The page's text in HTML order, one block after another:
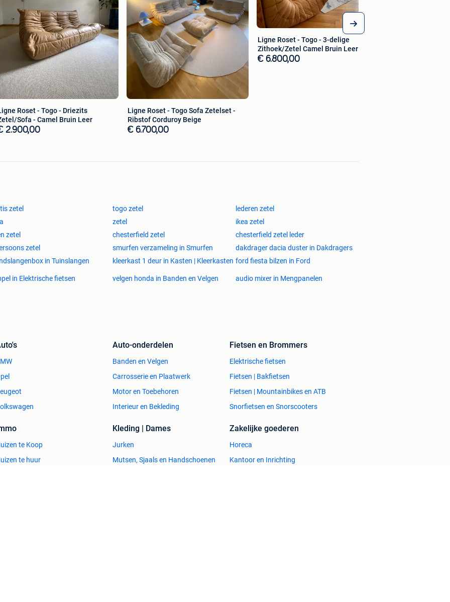
Roset - Togo - Driezits
Sofa - Camel Bruin Leer
2.900,00
Ligne Roset - Togo Sofa Zetelset -
Ribstof Corduroy Beige
€ 6.700,00
Ligne Roset - Togo - 3-delige
Zithoek/Zetel Camel Bruin Leer
€ 6.800,00
zetel togo zetel
lederen zetel
zetel
ikea zetel
zetel chesterfield zetel
chesterfield zetel leder
zetel smurfen verzameling in Smurfen
dakdrager dacia duster in Dakdragers
in Tuinslangen kleerkast 1 deur in Kasten | Kleerkasten ford fiesta bilzen in Ford
in Elektrische fietsen velgen honda in Banden en Velgen audio mixer in Mengpanelen
Auto-onderdelen
Banden en Velgen
Carrosserie en Plaatwerk
Motor en Toebehoren
Interieur en Bekleding
Fietsen en Brommers
Elektrische fietsen
Fietsen | Bakfietsen
Fietsen | Mountainbikes en ATB
Snorfietsen en Snorscooters
te Koop
te huur
Kleding | Dames
Jurken
Mutsen, Sjaals en Handschoenen
Zakelijke goederen
Horeca
Kantoor en Inrichting